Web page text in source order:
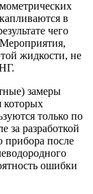
в
чего
жидкости, не
замеры
которых
только по
за разработкой
прибора после
ошибки